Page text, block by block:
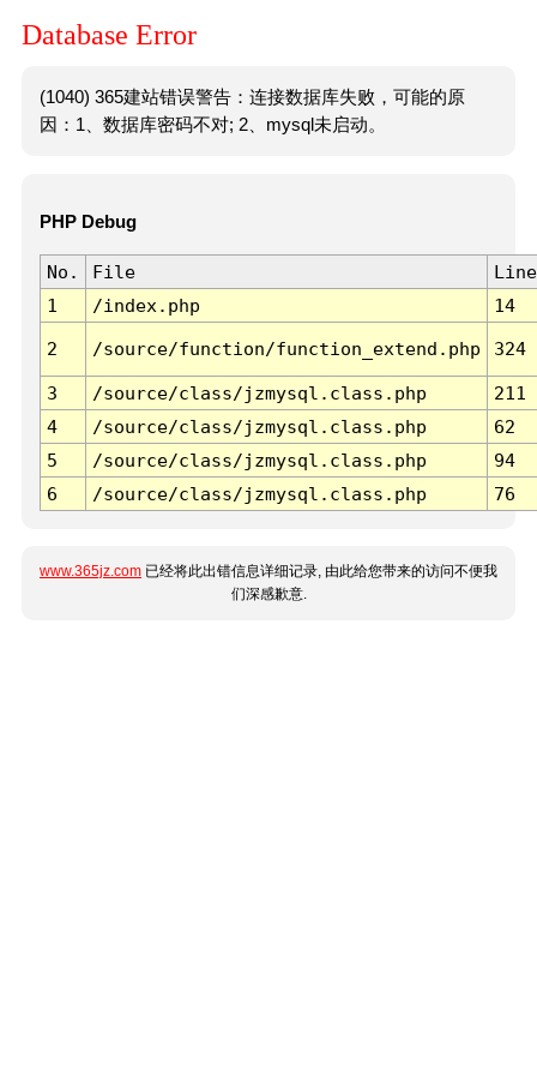
Database Error
(1040) 365建站错误警告：连接数据库失败，可能的原
因：1、数据库密码不对; 2、mysql未启动。
PHP Debug
No. File
Line
1
/index.php 14
2 /source/function/function_extend.php 324
3 /source/class/jzmysql.class.php
211
4
/source/class/jzmysql.class.php
62
5
/source/class/jzmysql.class.php
94
6
/source/class/jzmysql.class.php 76
www.365jz.com 已经将此出错信息详细记录, 由此给您带来的访问不便我
们深感歉意.